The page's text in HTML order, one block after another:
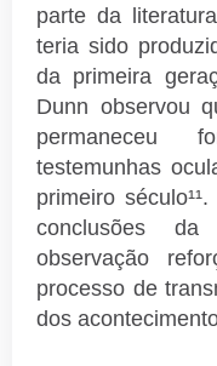
parte da
teria sido
da primeira
Dunn observou
permaneceu
testemunhas
primeiro
conclusões
observação
processo de
dos